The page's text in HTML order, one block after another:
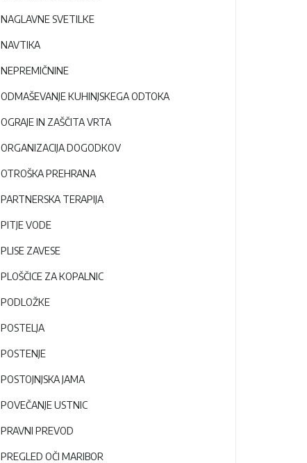
NAGLAVNE SVETILKE
NAVTIKA
NEPREMIČNINE
ODMAŠEVANJE KUHINJSKEGA ODTOKA
OGRAJE IN ZAŠČITA VRTA
ORGANIZACIJA DOGODKOV
OTROŠKA PREHRANA
PARTNERSKA TERAPIJA
PITJE VODE
PLISE ZAVESE
PLOŠČICE ZA KOPALNIC
PODLOŽKE
POSTELJA
POSTENJE
POSTOJNJSKA JAMA
POVEČANJE USTNIC
PRAVNI PREVOD
PREGLED OČI MARIBOR